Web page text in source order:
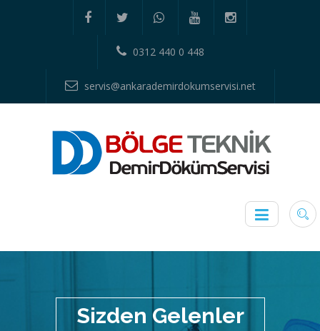
0312 440 0 448
servis@ankarademirdokumservisi.net
Sizden Gelenler